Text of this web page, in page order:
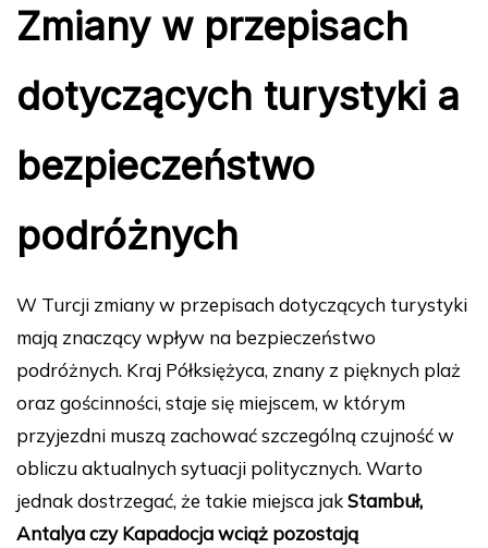
Zmiany w przepisach
dotyczących turystyki a
bezpieczeństwo
podróżnych
W Turcji zmiany w przepisach dotyczących turystyki
mają znaczący wpływ na bezpieczeństwo
podróżnych. Kraj Półksiężyca, znany z pięknych plaż
oraz gościnności, staje się miejscem, w którym
przyjezdni muszą zachować szczególną czujność w
obliczu aktualnych sytuacji politycznych. Warto
jednak dostrzegać, że takie miejsca jakStambuł,
Antalya czy Kapadocja wciąż pozostają